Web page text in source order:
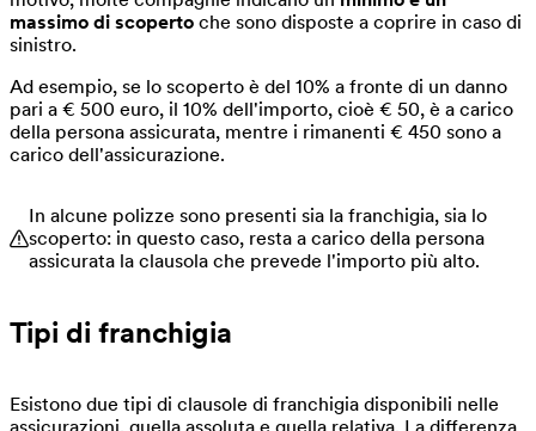
massimo di scoperto che sono disposte a coprire in caso di
sinistro.
Ad esempio, se lo scoperto è del 10% a fronte di un danno
pari a € 500 euro, il 10% dell'importo, cioè € 50, è a carico
della persona assicurata, mentre i rimanenti € 450 sono a
carico dell'assicurazione.
In alcune polizze sono presenti sia la franchigia, sia lo
scoperto: in questo caso, resta a carico della persona
assicurata la clausola che prevede l'importo più alto.
Tipi di franchigia
Esistono due tipi di clausole di franchigia disponibili nelle